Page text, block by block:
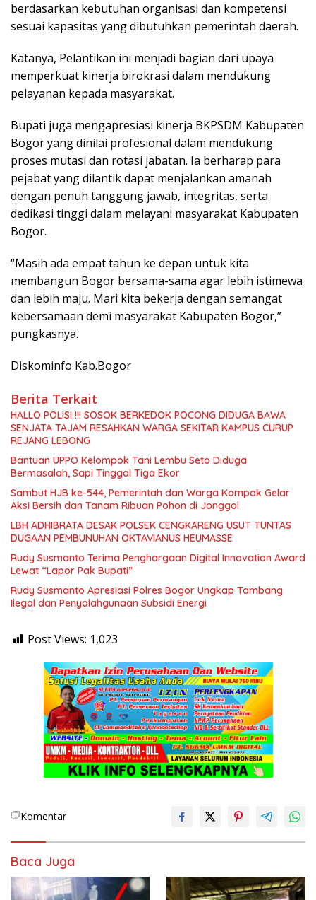
berdasarkan kebutuhan organisasi dan kompetensi
sesuai kapasitas yang dibutuhkan pemerintah daerah.
Katanya, Pelantikan ini menjadi bagian dari upaya
memperkuat kinerja birokrasi dalam mendukung
pelayanan kepada masyarakat.
Bupati juga mengapresiasi kinerja BKPSDM Kabupaten
Bogor yang dinilai profesional dalam mendukung
proses mutasi dan rotasi jabatan. Ia berharap para
pejabat yang dilantik dapat menjalankan amanah
dengan penuh tanggung jawab, integritas, serta
dedikasi tinggi dalam melayani masyarakat Kabupaten
Bogor.
“Masih ada empat tahun ke depan untuk kita
membangun Bogor bersama-sama agar lebih istimewa
dan lebih maju. Mari kita bekerja dengan semangat
kebersamaan demi masyarakat Kabupaten Bogor,”
pungkasnya.
Diskominfo Kab.Bogor
Berita Terkait
HALLO POLISI !!! SOSOK BERKEDOK POCONG DIDUGA BAWA
SENJATA TAJAM RESAHKAN WARGA SEKITAR KAMPUS CURUP
REJANG LEBONG
Bantuan UPPO Kelompok Tani Lembu Seto Diduga
Bermasalah, Sapi Tinggal Tiga Ekor
Sambut HJB ke-544, Pemerintah dan Warga Kompak Gelar
Aksi Bersih dan Tanam Ribuan Pohon di Jonggol
LBH ADHIBRATA DESAK POLSEK CENGKARENG USUT TUNTAS
DUGAAN PEMBUNUHAN OKTAVIANUS HEUMASSE
Rudy Susmanto Terima Penghargaan Digital Innovation Award
Lewat “Lapor Pak Bupati”
Rudy Susmanto Apresiasi Polres Bogor Ungkap Tambang
Ilegal dan Penyalahgunaan Subsidi Energi
Post Views: 1,023
Komentar
Baca Juga